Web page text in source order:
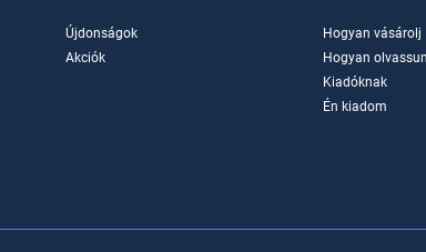
Újdonságok
Akciók
Hogyan vásárolj
Hogyan
Kiadóknak
Én kiadom